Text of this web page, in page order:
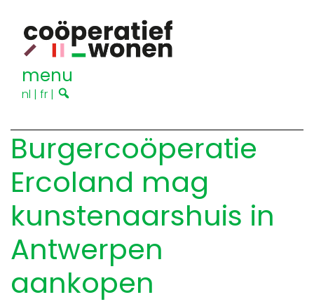
menu
nl | fr |
Burgercoöperatie
Ercoland mag
kunstenaarshuis in
Antwerpen
aankopen